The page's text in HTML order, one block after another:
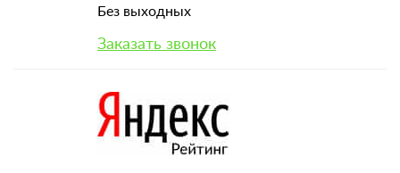
Без выходных
Заказать звонок